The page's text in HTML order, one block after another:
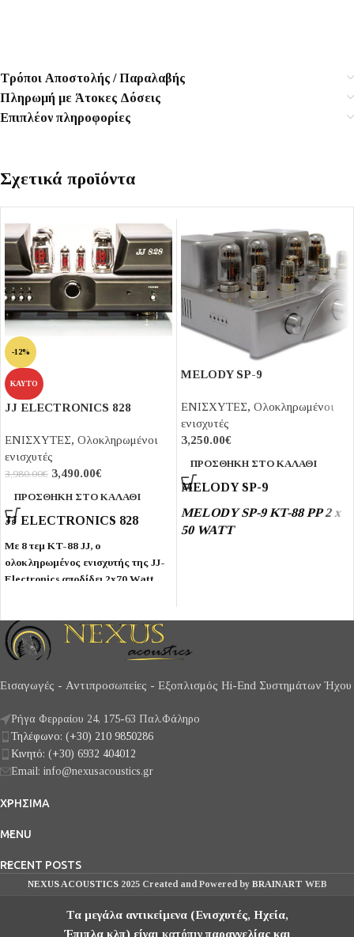
Τα μεγάλα αντικείμενα (Ενισχυτές, Ηχεία,
Έπιπλα κλπ) είναι κατόπιν παραγγελίας και
Τρόποι Αποστολής / Παραλαβής
Πληρωμή με Άτοκες Δόσεις
Επιπλέον πληροφορίες
Σχετικά προϊόντα
-12%
ΚΑΥΤΌ
JJ ELECTRONICS 828
ΕΝΙΣΧΥΤΕΣ, Ολοκληρωμένοι
ενισχυτές
3,980.00€ 3,490.00€
ΠΡΟΣΘΉΚΗ ΣΤΟ ΚΑΛΆΘΙ
JJ ELECTRONICS 828
Με 8 τεμ KT-88 JJ, o
ολοκληρωμένος ενισχυτής της JJ-
Electronics αποδίδει 2x70 Watt
JJ ELECTRONICS 828
MELODY SP-9
ΕΝΙΣΧΥΤΕΣ, Ολοκληρωμένοι
ενισχυτές
3,250.00€
ΠΡΟΣΘΉΚΗ ΣΤΟ ΚΑΛΆΘΙ
MELODY SP-9
MELODY SP-9 KT-88 PP 2 x
50 WATT
περισσότερα ηχεία με άνεση,
έλεγχο Mε εξαιρετικούς
CORE έξοδου, ξεχωρίζει
συνηθισμένους λαμπάτους
χαρακτηριστικό της διάφανο
ήχο της, με μηδενικούς
Εισαγωγές - Αντιπροσωπείες - Εξοπλισμός Hi-End Συστημάτων Ήχου
Ρήγα Φερραίου 24, 175-63 Παλ.Φάληρο
Τηλέφωνο: (+30) 210 9850286
Κινητό: (+30) 6932 404012
Email: info@nexusacoustics.gr
ΧΡΗΣΙΜΑ
MENU
RECENT POSTS
NEXUS ACOUSTICS 2025 Created and Powered by BRAINART WEB